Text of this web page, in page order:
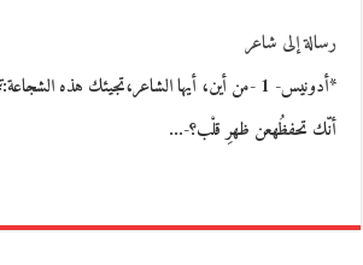
رسالة إلى شاعر
*أدونيس- 1 -من أين، أيها الشاعر،تجيئك هذه
أنّك تحفظُهعن ظهرِ قلْب؟-…